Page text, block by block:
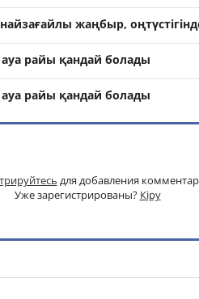
жаңбыр,
ауа райы қандай болады
ауа райы қандай болады
для добавления
Уже зарегистрированы? Кіру